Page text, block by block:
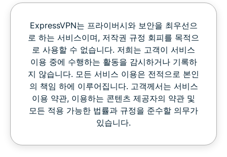
ExpressVPN는 프라이버시와 보안을 최우선으
로 하는 서비스이며, 저작권 규정 회피를 목적으
로 사용할 수 없습니다. 저희는 고객이 서비스
이용 중에 수행하는 활동을 감시하거나 기록하
지 않습니다. 모든 서비스 이용은 전적으로 본인
의 책임 하에 이루어집니다. 고객께서는 서비스
이용 약관, 이용하는 콘텐츠 제공자의 약관 및
모든 적용 가능한 법률과 규정을 준수할 의무가
있습니다.